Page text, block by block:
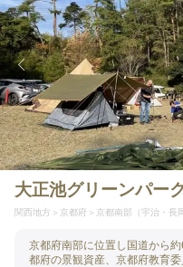
大正池グリーンパー
関西地方 京都府 京都南部（宇治・長
京都府南部に位置し国道から
都府の景観資産、京都府教育